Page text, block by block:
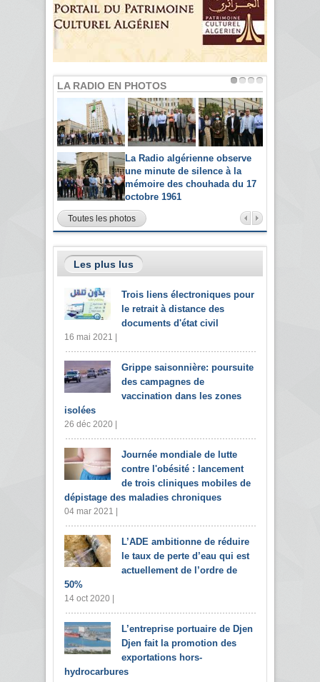
LA RADIO EN PHOTOS
La Radio algérienne observe
une minute de silence à la
mémoire des chouhada du 17
octobre 1961
Toutes les photos
Les plus lus
Trois liens électroniques pour
le retrait à distance des
documents d'état civil
16 mai 2021 |
Grippe saisonnière: poursuite
des campagnes de
vaccination dans les zones
isolées
26 déc 2020 |
Journée mondiale de lutte
contre l'obésité : lancement
de trois cliniques mobiles de
dépistage des maladies chroniques
04 mar 2021 |
L’ADE ambitionne de réduire
le taux de perte d’eau qui est
actuellement de l’ordre de
50%
14 oct 2020 |
L’entreprise portuaire de Djen
Djen fait la promotion des
exportations hors-
hydrocarbures